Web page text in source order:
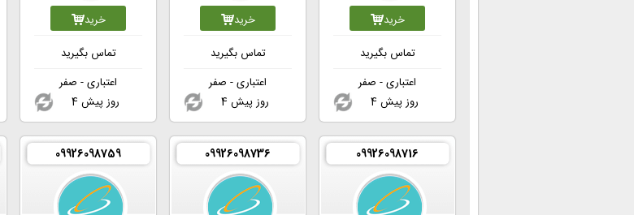
خرید
تماس بگیرید
اعتباری - صفر
4 روز پیش
خرید
تماس بگیرید
اعتباری - صفر
4 روز پیش
خرید
تماس بگیرید
اعتباری - صفر
4 روز پیش
09926098716
09926098736
09926098759